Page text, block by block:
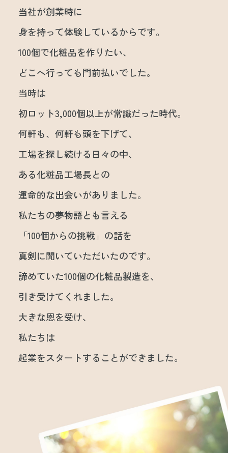
当社が創業時に
身を持って体験しているからです。
100個で化粧品を作りたい、
どこへ行っても門前払いでした。
当時は
初ロット3,000個以上が常識だった時代。
何軒も、何軒も頭を下げて、
工場を探し続ける日々の中、
ある化粧品工場長との
運命的な出会いがありました。
私たちの夢物語とも言える
「100個からの挑戦」の話を
真剣に聞いていただいたのです。
諦めていた100個の化粧品製造を、
引き受けてくれました。
大きな恩を受け、
私たちは
起業をスタートすることができました。